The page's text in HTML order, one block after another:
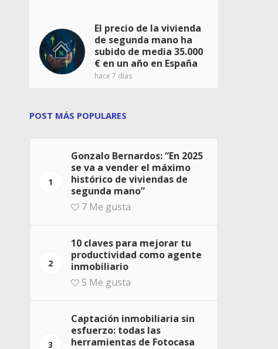
El precio de la vivienda
de segunda mano ha
subido de media 35.000
€ en un año en España
hace 7 días
POST MÁS POPULARES
1
Gonzalo Bernardos: “En 2025
se va a vender el máximo
histórico de viviendas de
segunda mano”
7 Me gusta
2
10 claves para mejorar tu
productividad como agente
inmobiliario
5 Me gusta
3
Captación inmobiliaria sin
esfuerzo: todas las
herramientas de Fotocasa